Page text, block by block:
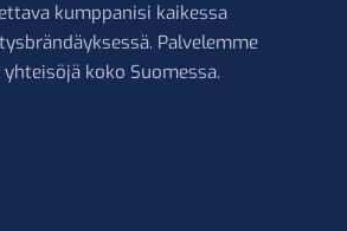
kumppanisi kaikessa
Palvelemme
koko Suomessa.